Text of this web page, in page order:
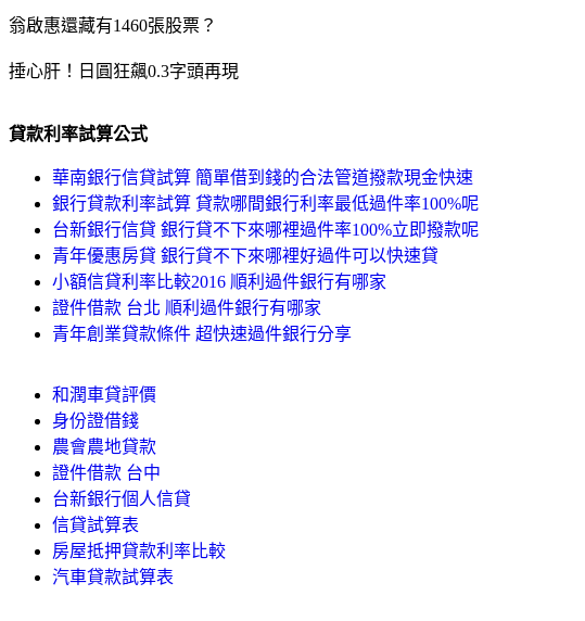
翁啟惠還藏有1460張股票？
捶心肝！日圓狂飆0.3字頭再現
貸款利率試算公式
華南銀行信貸試算 簡單借到錢的合法管道撥款現金快速
銀行貸款利率試算 貸款哪間銀行利率最低過件率100%呢
台新銀行信貸 銀行貸不下來哪裡過件率100%立即撥款呢
青年優惠房貸 銀行貸不下來哪裡好過件可以快速貸
小額信貸利率比較2016 順利過件銀行有哪家
證件借款 台北 順利過件銀行有哪家
青年創業貸款條件 超快速過件銀行分享
和潤車貸評價
身份證借錢
農會農地貸款
證件借款 台中
台新銀行個人信貸
信貸試算表
房屋抵押貸款利率比較
汽車貸款試算表